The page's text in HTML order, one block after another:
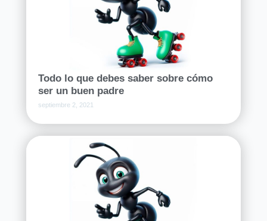
Todo lo que debes saber sobre cómo
ser un buen padre
septiembre 2, 2021